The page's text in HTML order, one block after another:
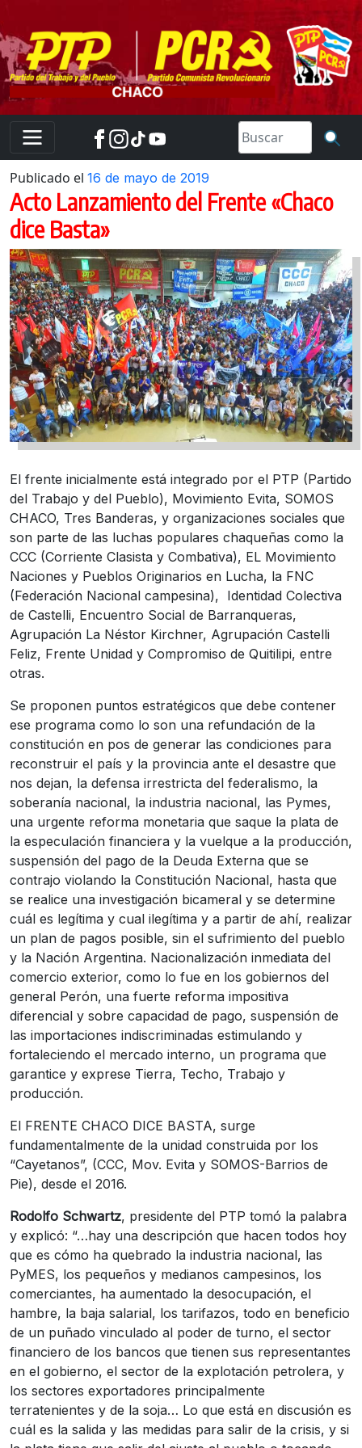
to
content
Publicado el 16 de mayo de 2019
Acto Lanzamiento del Frente «Chaco
dice Basta»
El frente inicialmente está integrado por el PTP (Partido
del Trabajo y del Pueblo), Movimiento Evita, SOMOS
CHACO, Tres Banderas, y organizaciones sociales que
son parte de las luchas populares chaqueñas como la
CCC (Corriente Clasista y Combativa), EL Movimiento
Naciones y Pueblos Originarios en Lucha, la FNC
(Federación Nacional campesina), Identidad Colectiva
de Castelli, Encuentro Social de Barranqueras,
Agrupación La Néstor Kirchner, Agrupación Castelli
Feliz, Frente Unidad y Compromiso de Quitilipi, entre
otras.
Se proponen puntos estratégicos que debe contener
ese programa como lo son una refundación de la
constitución en pos de generar las condiciones para
reconstruir el país y la provincia ante el desastre que
nos dejan, la defensa irrestricta del federalismo, la
soberanía nacional, la industria nacional, las Pymes,
una urgente reforma monetaria que saque la plata de
la especulación financiera y la vuelque a la producción,
suspensión del pago de la Deuda Externa que se
contrajo violando la Constitución Nacional, hasta que
se realice una investigación bicameral y se determine
cuál es legítima y cual ilegítima y a partir de ahí, realizar
un plan de pagos posible, sin el sufrimiento del pueblo
y la Nación Argentina. Nacionalización inmediata del
comercio exterior, como lo fue en los gobiernos del
general Perón, una fuerte reforma impositiva
diferencial y sobre capacidad de pago, suspensión de
las importaciones indiscriminadas estimulando y
fortaleciendo el mercado interno, un programa que
garantice y exprese Tierra, Techo, Trabajo y
producción.
El FRENTE CHACO DICE BASTA, surge
fundamentalmente de la unidad construida por los
“Cayetanos”, (CCC, Mov. Evita y SOMOS-Barrios de
Pie), desde el 2016.
Rodolfo Schwartz, presidente del PTP tomó la palabra
y explicó: “…hay una descripción que hacen todos hoy
que es cómo ha quebrado la industria nacional, las
PyMES, los pequeños y medianos campesinos, los
comerciantes, ha aumentado la desocupación, el
hambre, la baja salarial, los tarifazos, todo en beneficio
de un puñado vinculado al poder de turno, el sector
financiero de los bancos que tienen sus representantes
en el gobierno, el sector de la explotación petrolera, y
los sectores exportadores principalmente
terratenientes y de la soja… Lo que está en discusión es
cuál es la salida y las medidas para salir de la crisis, y si